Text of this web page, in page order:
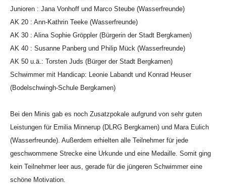
Junioren : Jana Vonhoff und Marco Steube (Wasserfreunde)
AK 20 : Ann-Kathrin Teeke (Wasserfreunde)
AK 30 : Alina Sophie Gröppler (Bürgerin der Stadt Bergkamen)
AK 40 : Susanne Panberg und Philip Mück (Wasserfreunde)
AK 50 u.ä.: Torsten Juds (Bürger der Stadt Bergkamen)
Schwimmer mit Handicap: Leonie Labandt und Konrad Heuser
(Bodelschwingh-Schule Bergkamen)
Bei den Minis gab es noch Zusatzpokale aufgrund von sehr guten
Leistungen für Emilia Minnerup (DLRG Bergkamen) und Mara Eulich
(Wasserfreunde). Außerdem erhielten alle Teilnehmer für jede
geschwommene Strecke eine Urkunde und eine Medaille. Somit ging
kein Teilnehmer leer aus, gerade für die jüngeren Schwimmer eine
schöne Motivation.